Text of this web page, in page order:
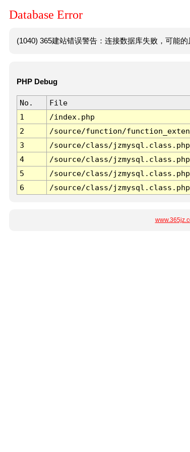
Database Error
(1040) 365建站错误警告：连接数据库失败，可能
PHP Debug
No. File
1
/index.php
2
/source/function/
3
/source/class/jzmysql.class.php
4
/source/class/jzmysql.class.php
5
/source/class/jzmysql.class.php
6
/source/class/jzmysql.class.php